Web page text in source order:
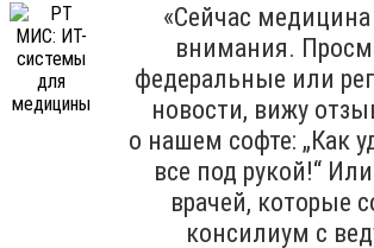
«Сейчас медицина
внимания.
федеральные или
новости, вижу
о нашем софте: „Как
все под рукой!“
врачей, которые
консилиум с